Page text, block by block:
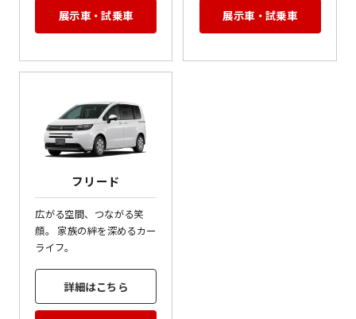
展示車・試乗車 展示車・試乗車
フリード
広がる空間、つながる笑
顔。 家族の絆を深めるカー
ライフ。
詳細はこちら